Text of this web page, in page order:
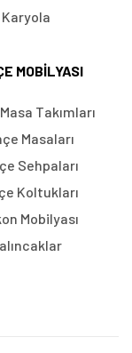
Karyola
MOBILYASI
Takımları
Masaları
Sehpaları
Koltukları
Mobilyası